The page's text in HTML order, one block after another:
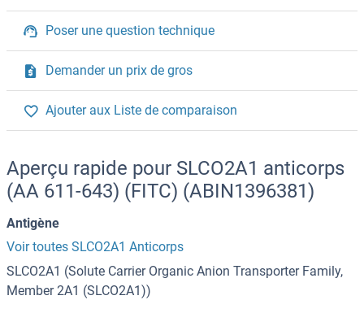
Poser une question technique
Demander un prix de gros
Ajouter aux Liste de comparaison
Aperçu rapide pour SLCO2A1 anticorps
(AA 611-643) (FITC) (ABIN1396381)
Antigène
Voir toutes SLCO2A1 Anticorps
SLCO2A1 (Solute Carrier Organic Anion Transporter Family,
Member 2A1 (SLCO2A1))